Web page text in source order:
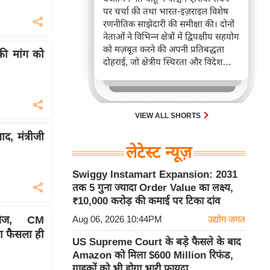
मांग को
मंत्रीजी
CM
फैसला ही
पर चर्चा की तथा भारत-इज़राइल विशेष
रणनीतिक साझेदारी की समीक्षा की। दोनों
नेताओं ने विभिन्न क्षेत्रों में द्विपक्षीय सहयोग
को मज़बूत करने की अपनी प्रतिबद्धता
दोहराई, जो क्षेत्रीय स्थिरता और विदेश
करता है।
VIEW ALL SHORTS
लेटेस्ट न्यूज़
Swiggy Instamart Expansion: 2031
तक 5 गुना ज्यादा Order Value का लक्ष्य,
₹10,000 करोड़ की कमाई पर टिका दांव
Aug 06, 2026 10:44PM उद्योग जगत
US Supreme Court के बड़े फैसले के बाद
Amazon को मिला $600 Million रिफंड,